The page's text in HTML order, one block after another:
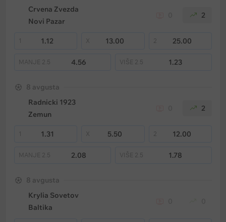
Crvena Zvezda
Novi Pazar
2
1 1.12 13.00 2 25.00
MANJE 2.5 4.56 VIŠE 2.5 1.23
8 avgusta
Radnicki 1923
Zemun
2
1 1.31 5.50 2 12.00
MANJE 2.5 2.08 VIŠE 2.5 1.78
8 avgusta
Krylia Sovetov
Baltika